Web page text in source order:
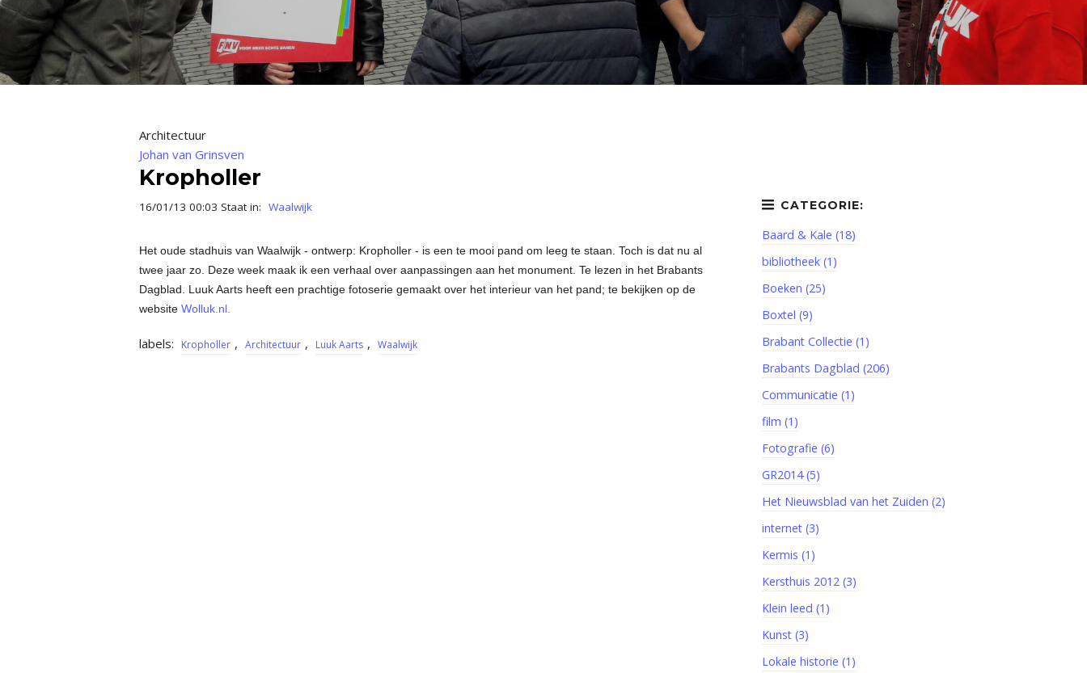
Architectuur
Johan van Grinsven
Kropholler
16/01/13 00:03 Staat in: Waalwijk
Het oude stadhuis van Waalwijk - ontwerp: Kropholler - is een te mooi pand om leeg te staan. Toch is dat nu al
twee jaar zo. Deze week maak ik een verhaal over aanpassingen aan het monument. Te lezen in het Brabants
Dagblad. Luuk Aarts heeft een prachtige fotoserie gemaakt over het interieur van het pand; te bekijken op de
website Wolluk.nl.
labels: Kropholler , Architectuur , Luuk Aarts , Waalwijk
Baard & Kale (18)
bibliotheek (1)
Boeken (25)
Boxtel (9)
Brabant Collectie (1)
Brabants Dagblad (206)
Communicatie (1)
film (1)
Fotografie (6)
GR2014 (5)
Het Nieuwsblad van het Zuiden (2)
internet (3)
Kermis (1)
Kersthuis 2012 (3)
Klein leed (1)
Kunst (3)
Lokale historie (1)